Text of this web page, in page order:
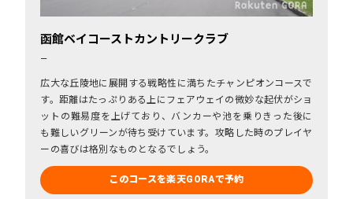
函館ベイコーストカントリークラブ
－
広大な丘陵地に展開する戦略性に満ちたチャンピオンコースで
す。距離はたっぷりある上にフェアウェイの微妙な起伏がショ
ットの難易度を上げており、バンカーや池を乗りきった後に
も難しいグリーンが待ち受けています。攻略した時のプレイヤ
ーの喜びは格別なものとなるでしょう。
このコースを楽天GORAで予約